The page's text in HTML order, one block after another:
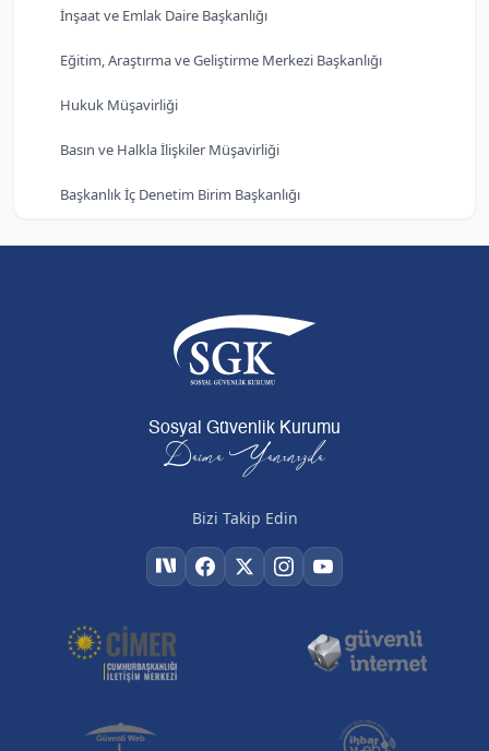
İnşaat ve Emlak Daire Başkanlığı
Eğitim, Araştırma ve Geliştirme Merkezi Başkanlığı
Hukuk Müşavirliği
Basın ve Halkla İlişkiler Müşavirliği
Başkanlık İç Denetim Birim Başkanlığı
Sosyal Güvenlik Kurumu
Daima Yanınızda
Bizi Takip Edin